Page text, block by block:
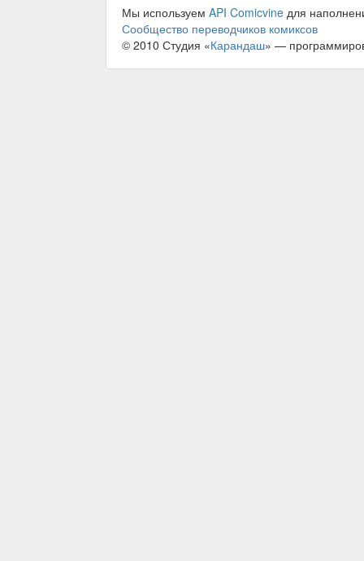
Мы используем API Comicvine для
Сообщество переводчиков комиксов
© 2010 Студия «Карандаш» —